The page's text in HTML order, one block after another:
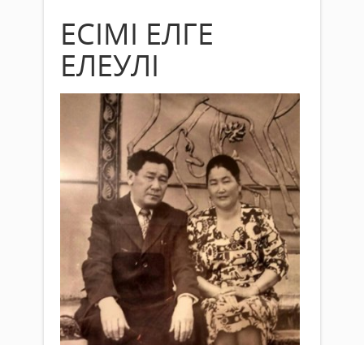
ЕСІМІ ЕЛГЕ
ЕЛЕУЛІ